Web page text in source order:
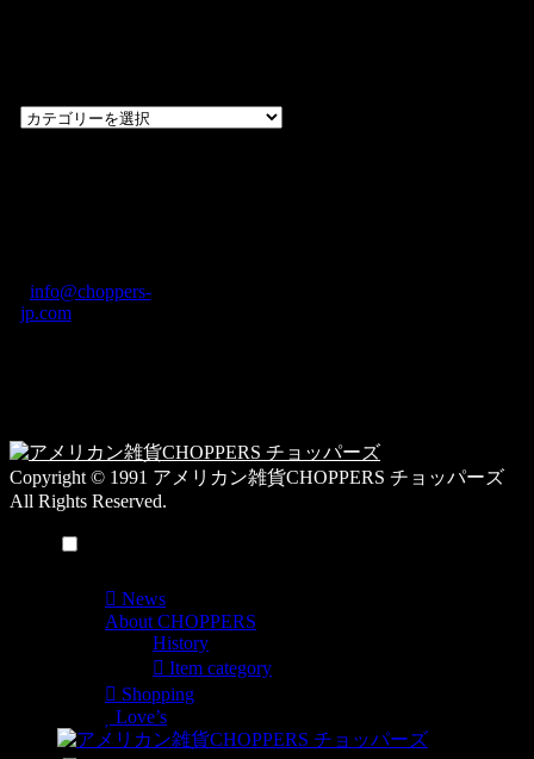
過
テ
ゴ
info@choppers-
jp.com
Copyright © 1991 アメリカン雑貨CHOPPERS チョッパーズ
All Rights Reserved.
News
About CHOPPERS
History
Item category
Shopping
Love’s